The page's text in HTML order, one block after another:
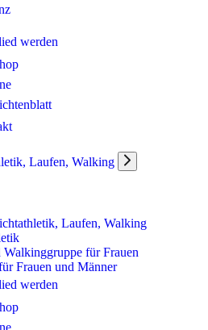
werden
Laufen, Walking
Laufen, Walking
für Frauen
Frauen und Männer
werden